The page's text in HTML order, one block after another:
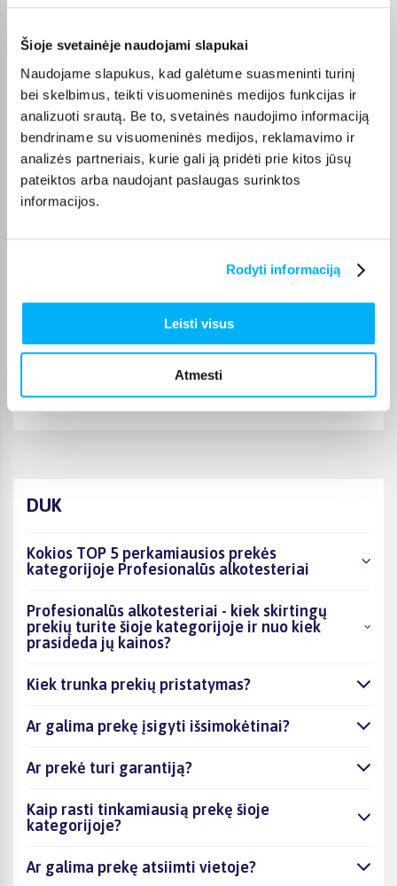
Šioje svetainėje naudojami slapukai
Naudojame slapukus, kad galėtume suasmeninti turinį
bei skelbimus, teikti visuomeninės medijos funkcijas ir
analizuoti srautą. Be to, svetainės naudojimo informaciją
bendriname su visuomeninės medijos, reklamavimo ir
analizės partneriais, kurie gali ją pridėti prie kitos jūsų
pateiktos arba naudojant paslaugas surinktos
informacijos.
Rodyti informaciją
Leisti visus
Atmesti
nemokamu 24 mėnesių lizingu, todėl pirkti išsimokėtinai galima
Lietuvoje: pristatymas į paštomatus kainuoja nuo 2,29 €, o
Kurjerio pristatymo kaina prasideda nuo 2,99 €. Jei prekė yra
sandėlyje, ją įprastai pristatome per 1–2 darbo dienas, o tikslų
terminą visada rasite konkrečios prekės puslapyje.
Pasirinkę tinkamą prekę iš Profesionalūs alkotesteriai
kategorijos, galite rinktis jums patogiausią gavimo būdą:
pristatymą į paštomatą, kurjeriu arba atsiėmimą BIGBOX.LT
biure Kaune.
Pirkėjų atsiliepimai apie prekes
Ok!
DUK
Kokios TOP 5 perkamiausios prekės
kategorijoje Profesionalūs alkotesteriai
Profesionalūs alkotesteriai - kiek skirtingų
prekių turite šioje kategorijoje ir nuo kiek
prasideda jų kainos?
Kiek trunka prekių pristatymas?
Ar galima prekę įsigyti išsimokėtinai?
Ar prekė turi garantiją?
Kaip rasti tinkamiausią prekę šioje
kategorijoje?
Ar galima prekę atsiimti vietoje?